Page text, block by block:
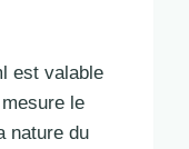
est valable
le
nature du